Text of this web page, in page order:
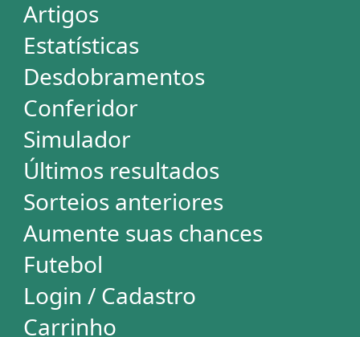
Mega-Sena
Lotofácil
Quina
+Milionária
Dia de Sorte
Super Sete
Timemania
Dupla-Sena
Lotomania
Powerball
Mega Millions
Euromillions